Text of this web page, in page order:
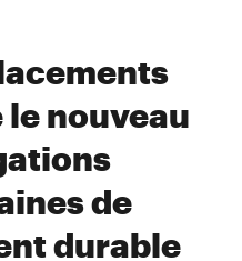
le nouveau
de
durable